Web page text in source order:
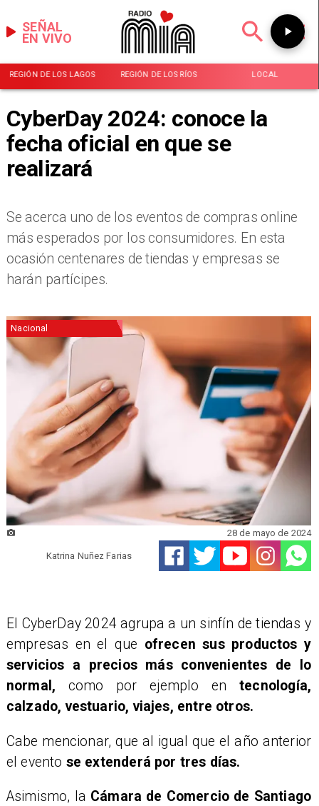
EN VIVO
SEÑAL
REGIÓN DE LOS LAGOS REGIÓN DE LOS RÍOS LOCAL
CyberDay 2024: conoce la
fecha oficial en que se
realizará
Se acerca uno de los eventos de compras online
más esperados por los consumidores. En esta
ocasión centenares de tiendas y empresas se
harán partícipes.
Nacional
Katrina Nuñez Farias
28 de mayo de 2024
El CyberDay 2024 agrupa a un sinfín de tiendas y
empresas en el que ofrecen sus productos y
servicios a precios más convenientes de lo
normal, como por ejemplo entecnología,
calzado, vestuario, viajes, entre otros.
Cabe mencionar, que al igual que el año anterior
el evento se extenderá por tres días.
Asimismo, la Cámara de Comercio de Santiago